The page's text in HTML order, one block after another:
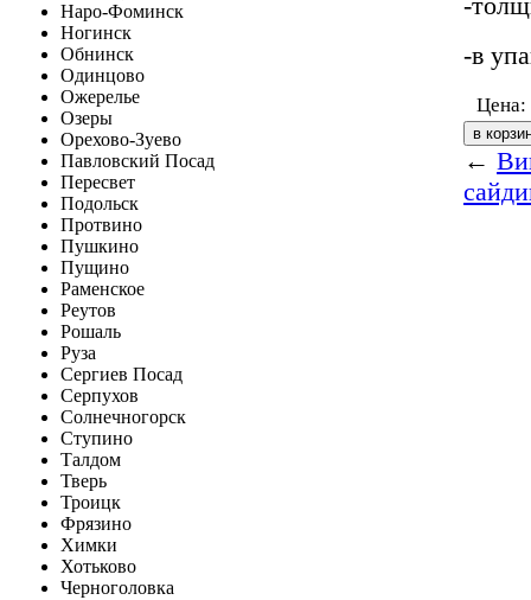
Наро-Фоминск
Ногинск
Обнинск
Одинцово
Ожерелье
Озеры
Орехово-Зуево
Павловский Посад
Пересвет
Подольск
Протвино
Пушкино
Пущино
Раменское
Реутов
Рошаль
Руза
Сергиев Посад
Серпухов
Солнечногорск
Ступино
Талдом
Тверь
Троицк
Фрязино
Химки
Хотьково
Черноголовка
-в
Цена:
←